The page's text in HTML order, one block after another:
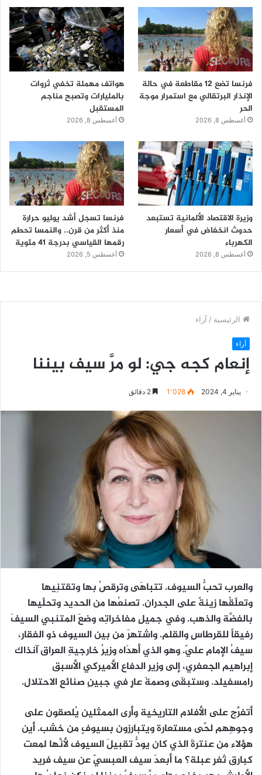
فرنسا تضع 12 مقاطعة في حالة
الإنذار البرتقالي مع استمرار موجة
الحر
أغسطس 8, 2026
هواتف مهملة تخفي ثروات
بالمليارات وتصبح مناجم
المستقبل
أغسطس 8, 2026
وزيرة الاقتصاد الألمانية تستبعد
حدوث انخفاض في أسعار
الكهرباء
أغسطس 8, 2026
فرنسا تسجل أشد يوليو حرارة
منذ أكثر من قرن.. والنمسا تحطم
رقمها القياسي بدرجة 41 مئوية
أغسطس 5, 2026